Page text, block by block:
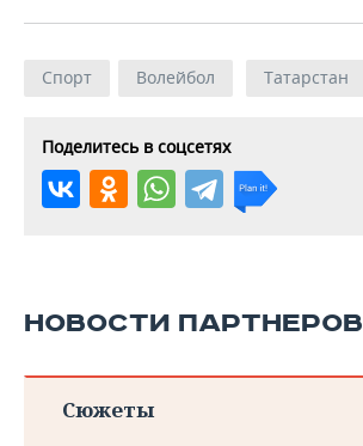
Спорт Волейбол Татарстан
Поделитесь в соцсетях
НОВОСТИ ПАРТНЕРОВ
Сюжеты